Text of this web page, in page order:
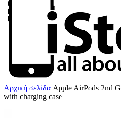
Αρχική σελίδα Apple AirPods 2nd
with charging case